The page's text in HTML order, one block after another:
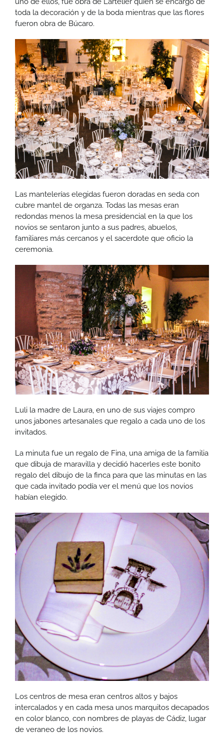
toda la decoración y de la boda mientras que las flores
fueron obra de Búcaro.
Las mantelerías elegidas fueron doradas en seda con
cubre mantel de organza. Todas las mesas eran
redondas menos la mesa presidencial en la que los
novios se sentaron junto a sus padres, abuelos,
familiares más cercanos y el sacerdote que oficio la
ceremonia.
Luli la madre de Laura, en uno de sus viajes compro
unos jabones artesanales que regalo a cada uno de los
invitados.
La minuta fue un regalo de Fina, una amiga de la familia
que dibuja de maravilla y decidió hacerles este bonito
regalo del dibujo de la finca para que las minutas en las
que cada invitado podía ver el menú que los novios
habían elegido.
Los centros de mesa eran centros altos y bajos
intercalados y en cada mesa unos marquitos decapados
en color blanco, con nombres de playas de Cádiz, lugar
de veraneo de los novios.